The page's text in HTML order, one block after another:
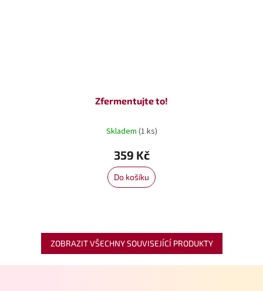
Zfermentujte to!
Skladem (1 ks)
359 Kč
Do košíku
ZOBRAZIT VŠECHNY SOUVISEJÍCÍ PRODUKTY